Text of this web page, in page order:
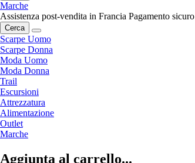
Marche
Assistenza post-vendita in Francia Pagamento sicuro
Cerca
Scarpe Uomo
Scarpe Donna
Moda Uomo
Moda Donna
Trail
Escursioni
Attrezzatura
Alimentazione
Outlet
Marche
Aggiunta al carrello...